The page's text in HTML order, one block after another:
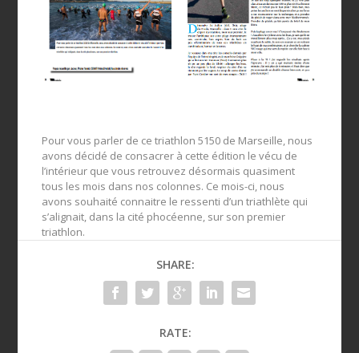
Pour vous parler de ce triathlon 5150 de Marseille, nous
avons décidé de consacrer à cette édition le vécu de
l’intérieur que vous retrouvez désormais quasiment
tous les mois dans nos colonnes. Ce mois-ci, nous
avons souhaité connaitre le ressenti d’un triathlète qui
s’alignait, dans la cité phocéenne, sur son premier
triathlon.
SHARE:
RATE: